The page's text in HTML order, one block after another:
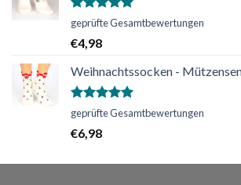
Bewertet
von 5
geprüfte Gesamtbewertungen
€4,98
Weihnachtssocken -
Bewertet
von 5
geprüfte Gesamtbewertungen
€6,98